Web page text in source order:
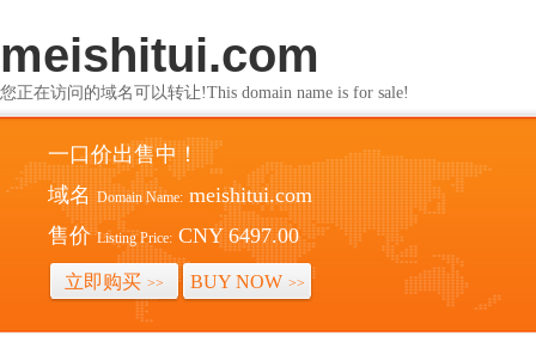
meishitui.com
您正在访问的域名可以转让!This domain name is for sale!
一口价出售中！
域名 Domain Name: meishitui.com
售价 Listing Price: CNY 6497.00
立即购买 >> BUY NOW >>